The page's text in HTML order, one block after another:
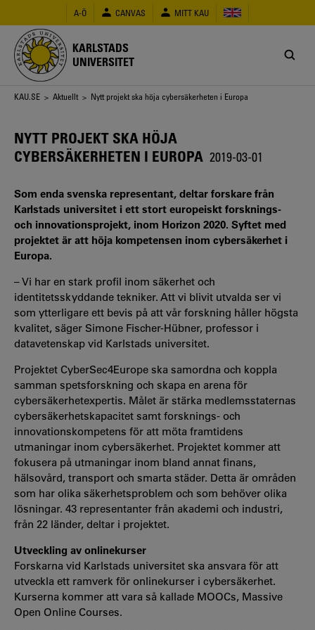
huvudinnehåll
A-Ö CANVAS MITT KAU
KARLSTADS
UNIVERSITET
Länkstig
KAU.SE > Aktuellt > Nytt projekt ska höja cybersäkerheten i Europa
NYTT PROJEKT SKA HÖJA
CYBERSÄKERHETEN I EUROPA 2019-03-01
Som enda svenska representant, deltar forskare från
Karlstads universitet i ett stort europeiskt forsknings-
och innovationsprojekt, inom Horizon 2020. Syftet med
projektet är att höja kompetensen inom cybersäkerhet i
Europa.
– Vi har en stark profil inom säkerhet och
identitetsskyddande tekniker. Att vi blivit utvalda ser vi
som ytterligare ett bevis på att vår forskning håller högsta
kvalitet, säger Simone Fischer-Hübner, professor i
datavetenskap vid Karlstads universitet.
Projektet CyberSec4Europe ska samordna och koppla
samman spetsforskning och skapa en arena för
cybersäkerhetexpertis. Målet är stärka medlemsstaternas
cybersäkerhetskapacitet samt forsknings- och
innovationskompetens för att möta framtidens
utmaningar inom cybersäkerhet. Projektet kommer att
fokusera på utmaningar inom bland annat finans,
hälsovård, transport och smarta städer. Detta är områden
som har olika säkerhetsproblem och som behöver olika
lösningar. 43 representanter från akademi och industri,
från 22 länder, deltar i projektet.
Utveckling av onlinekurser
Forskarna vid Karlstads universitet ska ansvara för att
utveckla ett ramverk för onlinekurser i cybersäkerhet.
Kurserna kommer att vara så kallade MOOCs, Massive
Open Online Courses.